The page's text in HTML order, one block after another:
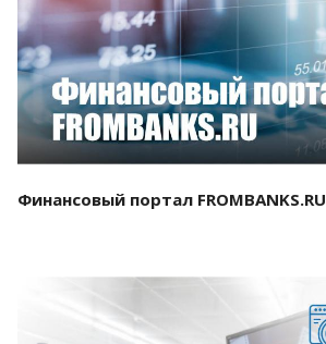
Смотреть проект
Финансовый портал FROMBANKS.RU